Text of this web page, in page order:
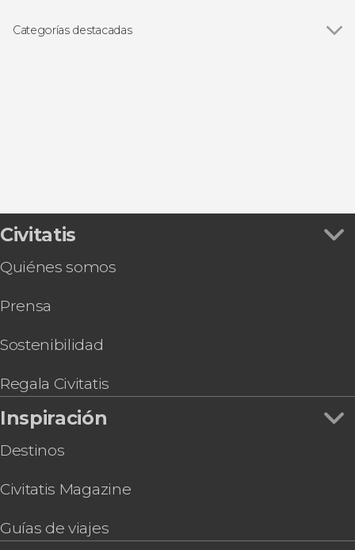
Categorías destacadas
Civitatis
Quiénes somos
Prensa
Sostenibilidad
Regala Civitatis
Inspiración
Destinos
Civitatis Magazine
Guías de viajes